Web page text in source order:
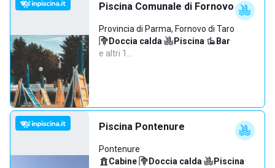
Piscina Comunale di Fornovo
Provincia di Parma, Fornovo di Taro
Doccia calda· Piscina· Bar·
e altri 1…
Piscina Pontenure
Pontenure
Cabine· Doccia calda· Piscina·